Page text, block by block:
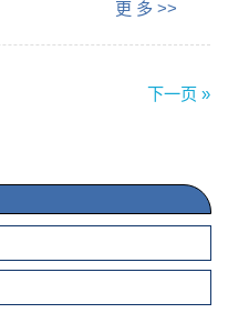
更 多 >>
下一页 »